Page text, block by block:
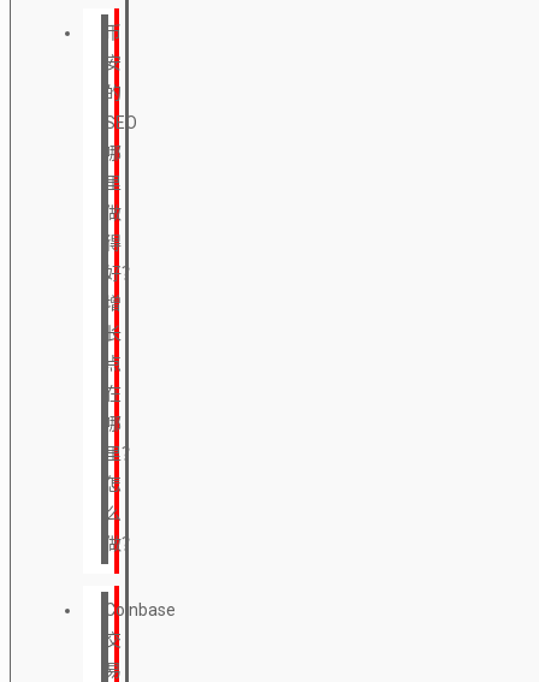
币
安
的
SEO
哪
里
做
得
好？
增
长
点
在
哪
里？
怎
么
做？
Coinbase
交
易